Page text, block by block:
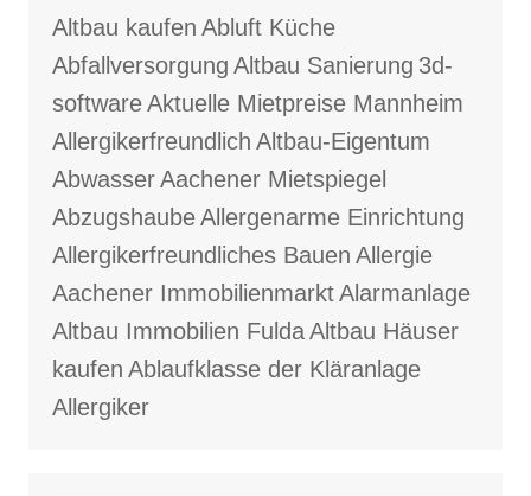
Altbau kaufen Abluft Küche
Abfallversorgung Altbau Sanierung 3d-
softwareAktuelle Mietpreise Mannheim
Allergikerfreundlich Altbau-Eigentum
AbwasserAachener Mietspiegel
AbzugshaubeAllergenarme Einrichtung
Allergikerfreundliches Bauen Allergie
Aachener ImmobilienmarktAlarmanlage
Altbau Immobilien FuldaAltbau Häuser
kaufen Ablaufklasse der Kläranlage
Allergiker